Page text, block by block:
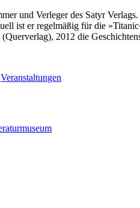
und Verleger des Satyr
ist er regelmäßig für die
2012 die
Veranstaltungen